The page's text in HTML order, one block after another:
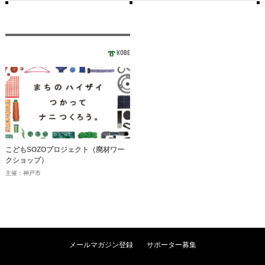
KOBE
こどもSOZOプロジェクト（廃材ワー
クショップ）
主催：神戸市
メールマガジン登録 サポーター募集